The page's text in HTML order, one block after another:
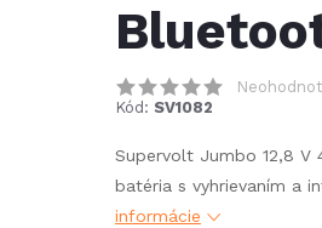
Kód: SV1082
Supervolt Jumbo 12,8 V
batéria s vyhrievaním a
informácie